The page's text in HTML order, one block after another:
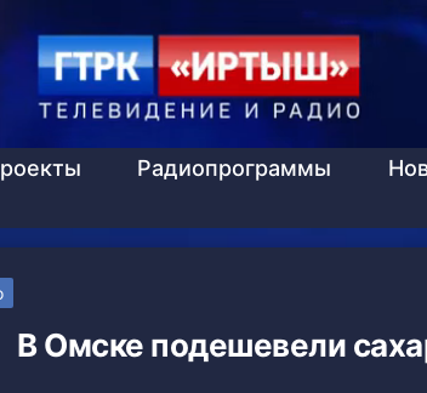
Радиопрограммы
В Омске подешевели